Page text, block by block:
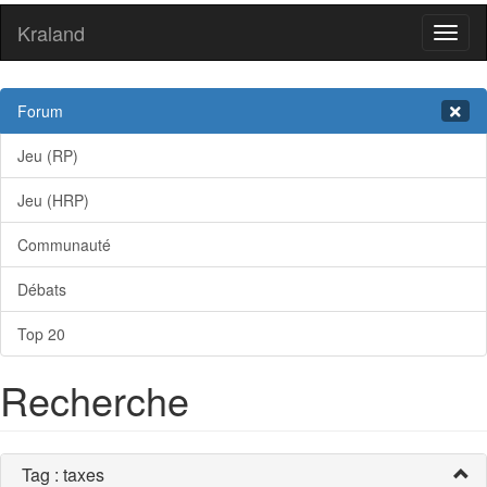
Kraland
Forum
Jeu (RP)
Jeu (HRP)
Communauté
Débats
Top 20
Recherche
Tag : taxes